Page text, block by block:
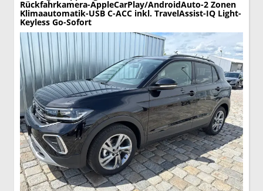
Rückfahrkamera-AppleCarPlay/AndroidAuto-2 Zonen
Klimaautomatik-USB C-ACC inkl. TravelAssist-IQ Light-
Keyless Go-Sofort